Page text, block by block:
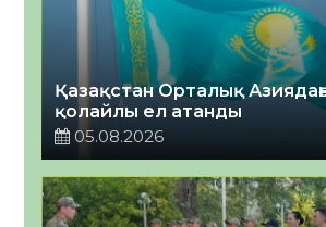
Қазақстан Орталық
қолайлы ел атанды
05.08.2026